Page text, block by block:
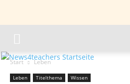
Start Leben
Leben Titelthema Wissen